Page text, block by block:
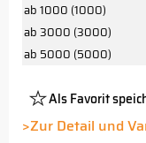
ab 1000 (1000)
ab 3000 (3000)
ab 5000 (5000)
Als Favorit
>Zur Detail und